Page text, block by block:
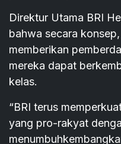
Direktur Utama BRI
bahwa secara
memberikan
mereka dapat
kelas.
“BRI terus
yang pro-rakyat